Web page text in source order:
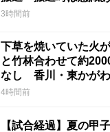
3時間前
下草を焼いていた火
と竹林合わせて約
なし 香川・東かが
4時間前
【試合経過】夏の